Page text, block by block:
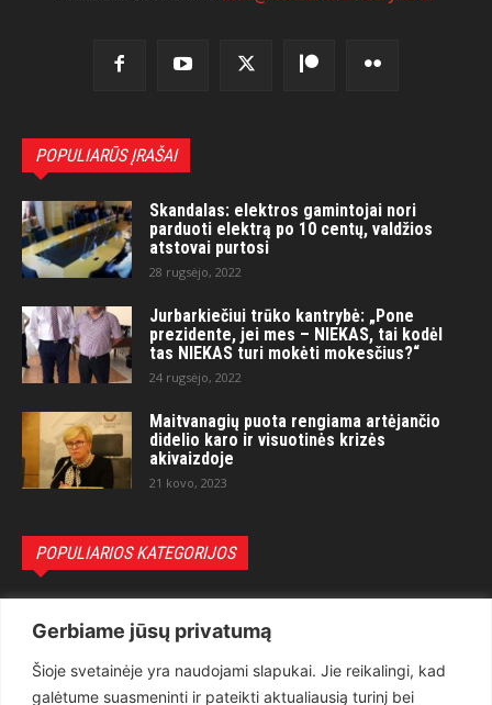
Gerbiame jūsų privatumą
Šioje svetainėje yra naudojami slapukai. Jie reikalingi, kad
galėtume suasmeninti ir pateikti aktualiausią turinį bei
POPULIARŪS ĮRAŠAI
Skandalas: elektros gamintojai nori
parduoti elektrą po 10 centų, valdžios
atstovai purtosi
28 rugsėjo, 2022
Jurbarkiečiui trūko kantrybė: „Pone
prezidente, jei mes – NIEKAS, tai kodėl
tas NIEKAS turi mokėti mokesčius?“
24 rugsėjo, 2022
Maitvanagių puota rengiama artėjančio
didelio karo ir visuotinės krizės
akivaizdoje
21 kovo, 2023
POPULIARIOS KATEGORIJOS
Teisėsauga
1497